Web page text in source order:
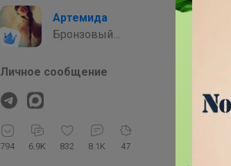
Артемида
Бронзовый
Личное сообщение
794 6.9K 832 8.1K 47